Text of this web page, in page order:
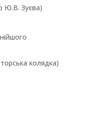
Ю.В. Зуєва)
колядка)